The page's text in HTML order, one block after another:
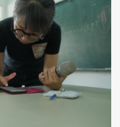
好舞台》的入口，
的美好時光。8組
即將進入古亭河濱
清新的音樂享受。
指
的古蹟，還蘊含了
，隨著時代的變
退，政府有責任通
次煥發生機。他希
鼓勵民眾前往當
在地文化，從而激
引更多在外遊子返
展，為台南帶來更
展及水土保持署協